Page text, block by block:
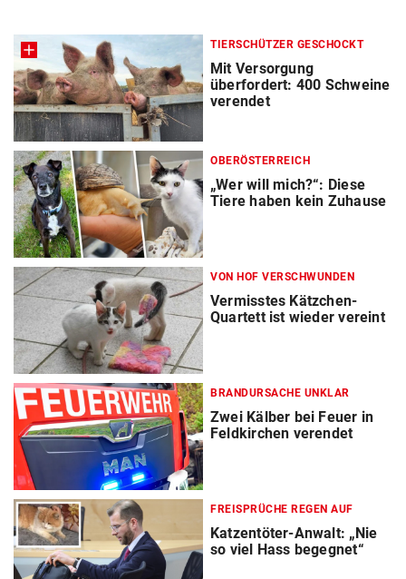
TIERSCHÜTZER GESCHOCKT
Mit Versorgung
überfordert: 400 Schweine
verendet
OBERÖSTERREICH
„Wer will mich?“: Diese
Tiere haben kein Zuhause
VON HOF VERSCHWUNDEN
Vermisstes Kätzchen-
Quartett ist wieder vereint
BRANDURSACHE UNKLAR
Zwei Kälber bei Feuer in
Feldkirchen verendet
FREISPRÜCHE REGEN AUF
Katzentöter-Anwalt: „Nie
so viel Hass begegnet“